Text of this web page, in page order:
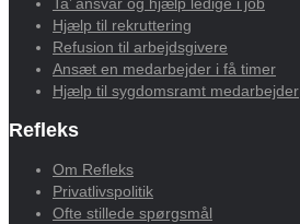
Hjælp til rekruttering
Refusion til arbejdsgivere
Ansæt en medarbejder i få timer
Hjælp til sygdomsramt medarbejder
Refleks
Om Refleks
Privatlivspolitik
Ofte stillede spørgsmål